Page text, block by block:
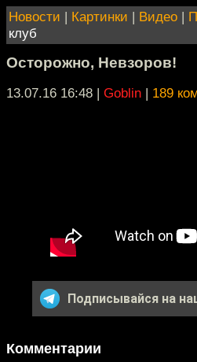
Новости | Картинки | Видео |
клуб
Осторожно, Невзоров!
13.07.16 16:48 | Goblin | 189
Подписывайся на
Комментарии